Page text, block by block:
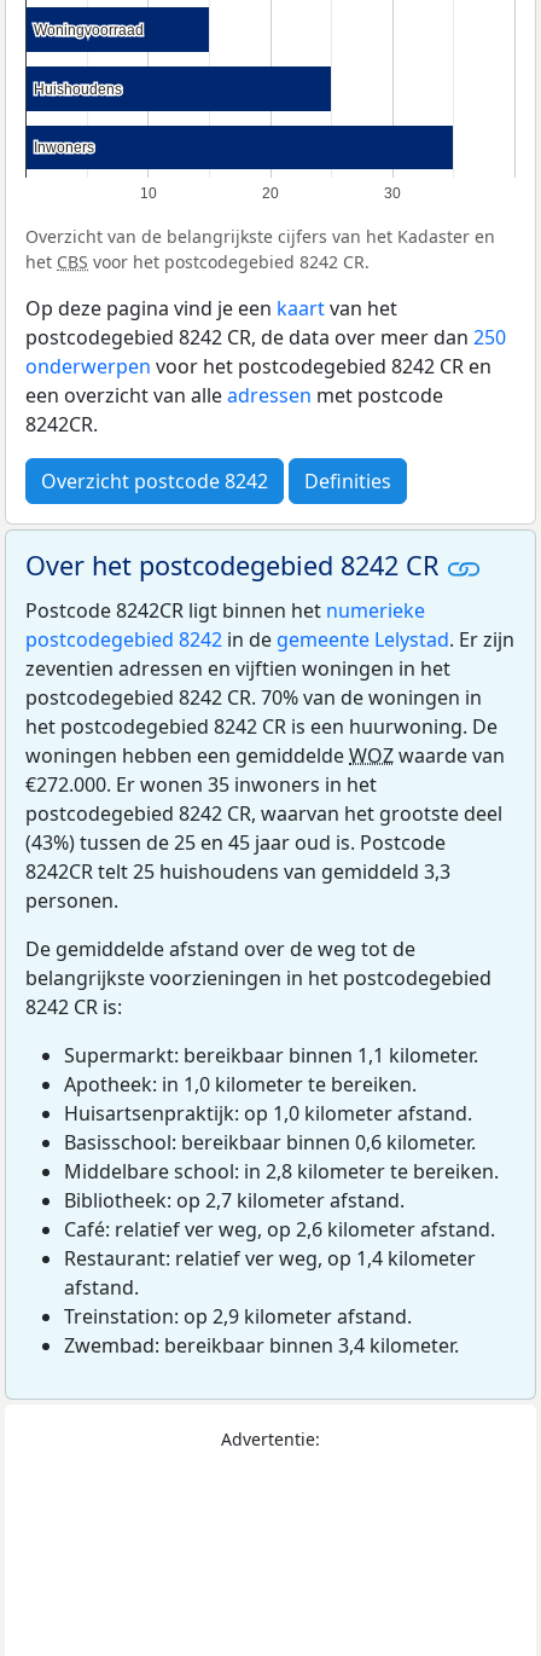
10 20 30
Woningvoorraad
Woningvoorraad
Huishoudens
Huishoudens
Inwoners
Inwoners
Overzicht van de belangrijkste cijfers van het Kadaster en
het CBS voor het postcodegebied 8242 CR.
Op deze pagina vind je een kaartvan het
postcodegebied 8242 CR, de data over meer dan 250
onderwerpen voor het postcodegebied 8242 CR en
een overzicht van alleadressen met postcode
8242CR.
Overzicht postcode 8242 Definities
Over het postcodegebied 8242 CR
Postcode 8242CR ligt binnen het numerieke
postcodegebied 8242 in de gemeente Lelystad. Er zijn
zeventien adressen en vijftien woningen in het
postcodegebied 8242 CR. 70% van de woningen in
het postcodegebied 8242 CR is een huurwoning. De
woningen hebben een gemiddeldeWOZwaarde van
€272.000. Er wonen 35 inwoners in het
postcodegebied 8242 CR, waarvan het grootste deel
(43%) tussen de 25 en 45 jaar oud is. Postcode
8242CR telt 25 huishoudens van gemiddeld 3,3
personen.
De gemiddelde afstand over de weg tot de
belangrijkste voorzieningen in het postcodegebied
8242 CR is:
Supermarkt: bereikbaar binnen 1,1 kilometer.
Apotheek: in 1,0 kilometer te bereiken.
Huisartsenpraktijk: op 1,0 kilometer afstand.
Basisschool: bereikbaar binnen 0,6 kilometer.
Middelbare school: in 2,8 kilometer te bereiken.
Bibliotheek: op 2,7 kilometer afstand.
Café: relatief ver weg, op 2,6 kilometer afstand.
Restaurant: relatief ver weg, op 1,4 kilometer
afstand.
Treinstation: op 2,9 kilometer afstand.
Zwembad: bereikbaar binnen 3,4 kilometer.
Advertentie: